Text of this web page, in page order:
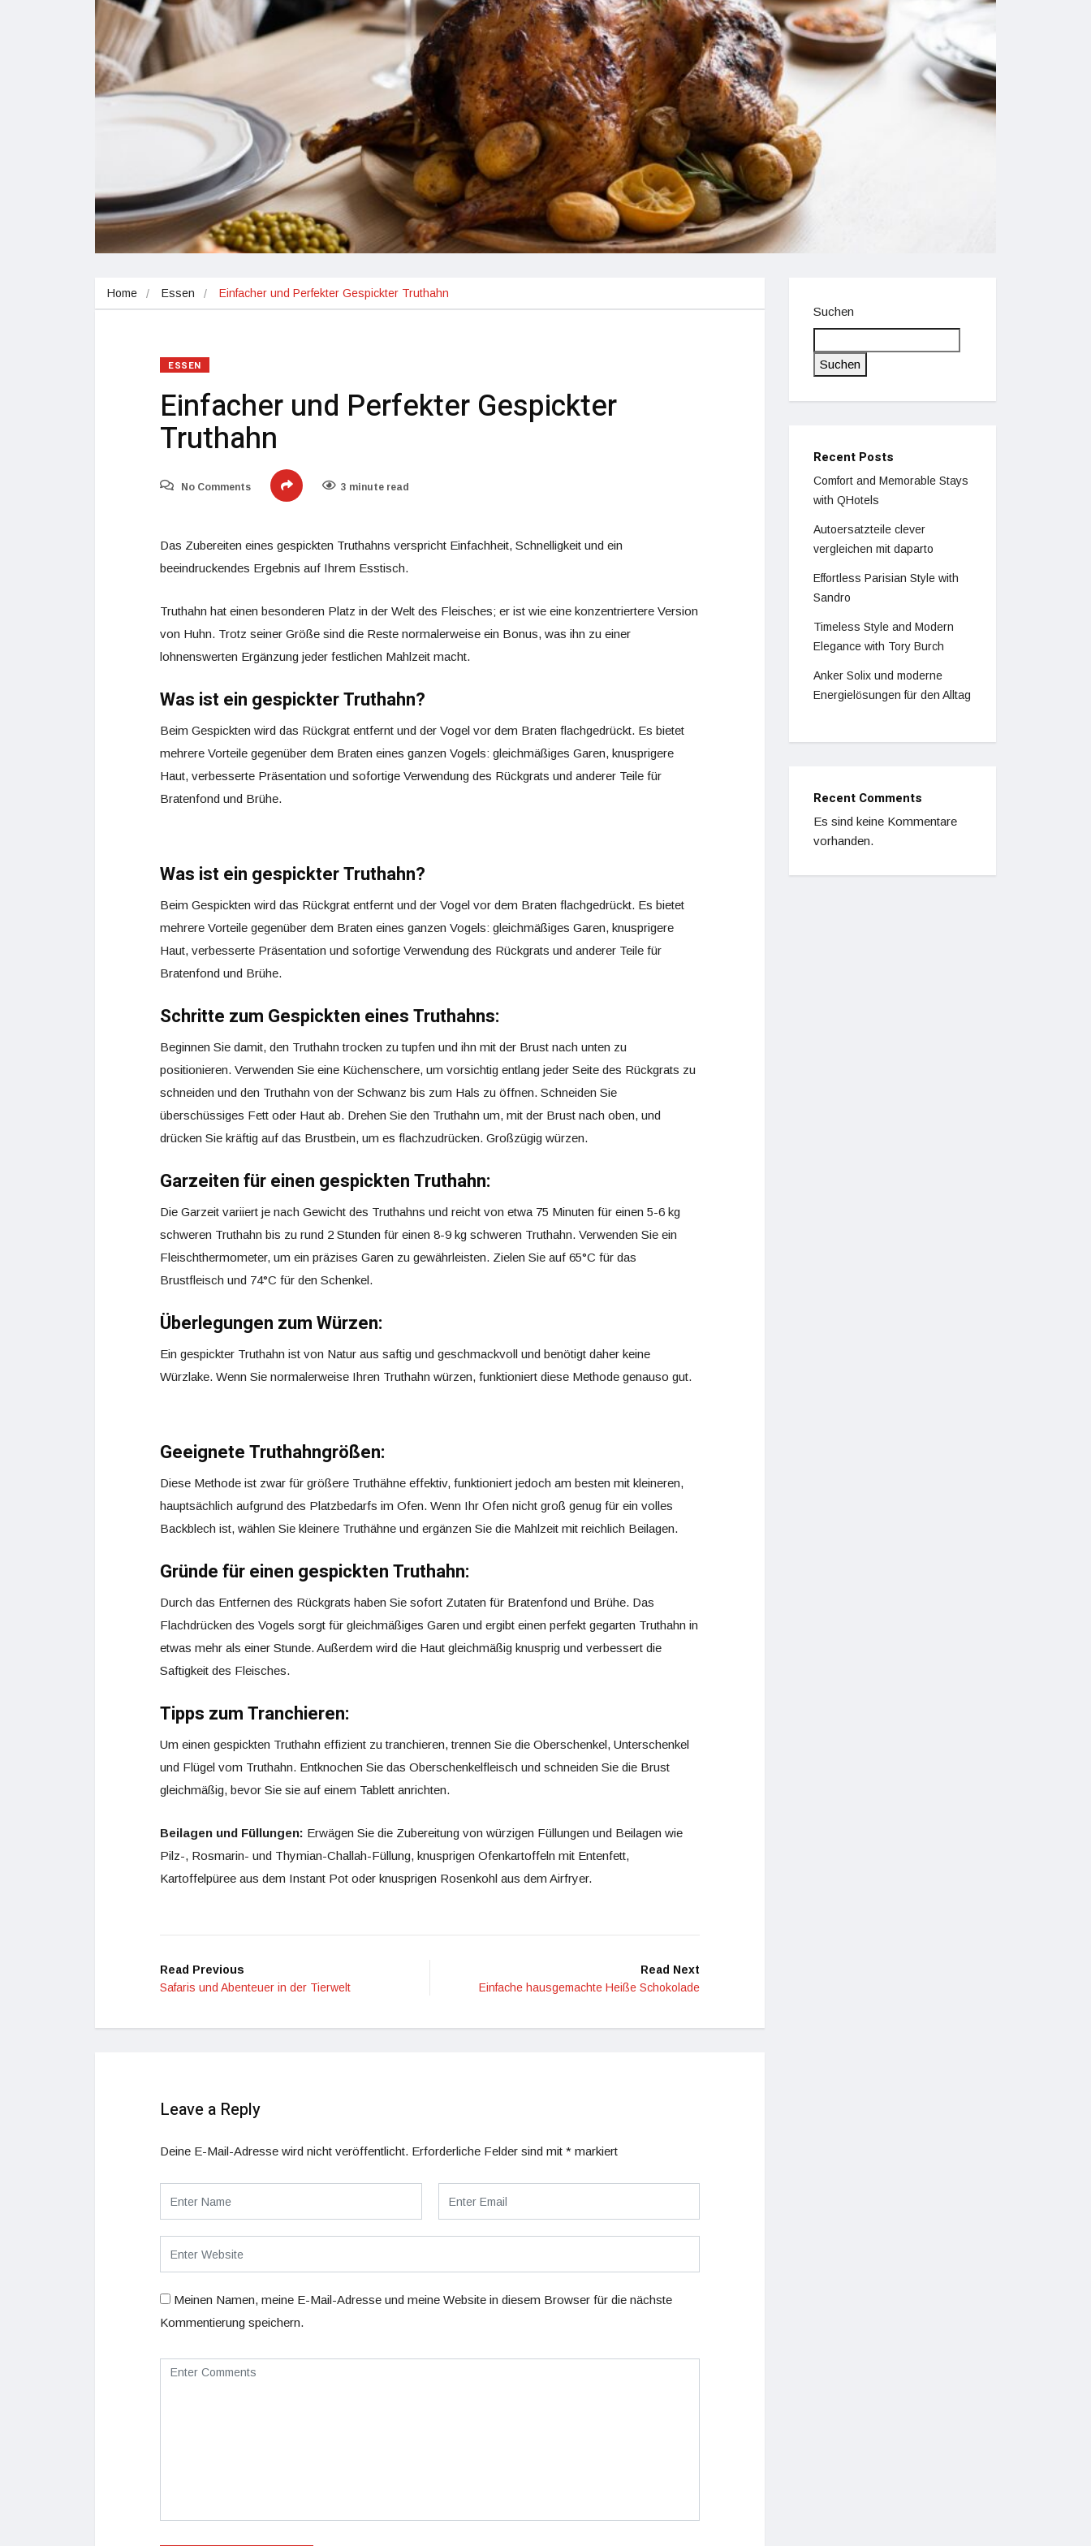
Home Essen Einfacher und Perfekter Gespickter Truthahn
ESSEN
Einfacher und Perfekter Gespickter
Truthahn
No Comments 3 minute read
Das Zubereiten eines gespickten Truthahns verspricht Einfachheit, Schnelligkeit und ein
beeindruckendes Ergebnis auf Ihrem Esstisch.
Truthahn hat einen besonderen Platz in der Welt des Fleisches; er ist wie eine konzentriertere Version
von Huhn. Trotz seiner Größe sind die Reste normalerweise ein Bonus, was ihn zu einer
lohnenswerten Ergänzung jeder festlichen Mahlzeit macht.
Was ist ein gespickter Truthahn?
Beim Gespickten wird das Rückgrat entfernt und der Vogel vor dem Braten flachgedrückt. Es bietet
mehrere Vorteile gegenüber dem Braten eines ganzen Vogels: gleichmäßiges Garen, knusprigere
Haut, verbesserte Präsentation und sofortige Verwendung des Rückgrats und anderer Teile für
Bratenfond und Brühe.
Was ist ein gespickter Truthahn?
Beim Gespickten wird das Rückgrat entfernt und der Vogel vor dem Braten flachgedrückt. Es bietet
mehrere Vorteile gegenüber dem Braten eines ganzen Vogels: gleichmäßiges Garen, knusprigere
Haut, verbesserte Präsentation und sofortige Verwendung des Rückgrats und anderer Teile für
Bratenfond und Brühe.
Schritte zum Gespickten eines Truthahns:
Beginnen Sie damit, den Truthahn trocken zu tupfen und ihn mit der Brust nach unten zu
positionieren. Verwenden Sie eine Küchenschere, um vorsichtig entlang jeder Seite des Rückgrats zu
schneiden und den Truthahn von der Schwanz bis zum Hals zu öffnen. Schneiden Sie
überschüssiges Fett oder Haut ab. Drehen Sie den Truthahn um, mit der Brust nach oben, und
drücken Sie kräftig auf das Brustbein, um es flachzudrücken. Großzügig würzen.
Garzeiten für einen gespickten Truthahn:
Die Garzeit variiert je nach Gewicht des Truthahns und reicht von etwa 75 Minuten für einen 5-6 kg
schweren Truthahn bis zu rund 2 Stunden für einen 8-9 kg schweren Truthahn. Verwenden Sie ein
Fleischthermometer, um ein präzises Garen zu gewährleisten. Zielen Sie auf 65°C für das
Brustfleisch und 74°C für den Schenkel.
Überlegungen zum Würzen:
Ein gespickter Truthahn ist von Natur aus saftig und geschmackvoll und benötigt daher keine
Würzlake. Wenn Sie normalerweise Ihren Truthahn würzen, funktioniert diese Methode genauso gut.
Geeignete Truthahngrößen:
Diese Methode ist zwar für größere Truthähne effektiv, funktioniert jedoch am besten mit kleineren,
hauptsächlich aufgrund des Platzbedarfs im Ofen. Wenn Ihr Ofen nicht groß genug für ein volles
Backblech ist, wählen Sie kleinere Truthähne und ergänzen Sie die Mahlzeit mit reichlich Beilagen.
Gründe für einen gespickten Truthahn:
Durch das Entfernen des Rückgrats haben Sie sofort Zutaten für Bratenfond und Brühe. Das
Flachdrücken des Vogels sorgt für gleichmäßiges Garen und ergibt einen perfekt gegarten Truthahn in
etwas mehr als einer Stunde. Außerdem wird die Haut gleichmäßig knusprig und verbessert die
Saftigkeit des Fleisches.
Tipps zum Tranchieren:
Um einen gespickten Truthahn effizient zu tranchieren, trennen Sie die Oberschenkel, Unterschenkel
und Flügel vom Truthahn. Entknochen Sie das Oberschenkelfleisch und schneiden Sie die Brust
gleichmäßig, bevor Sie sie auf einem Tablett anrichten.
Beilagen und Füllungen: Erwägen Sie die Zubereitung von würzigen Füllungen und Beilagen wie
Pilz-, Rosmarin- und Thymian-Challah-Füllung, knusprigen Ofenkartoffeln mit Entenfett,
Kartoffelpüree aus dem Instant Pot oder knusprigen Rosenkohl aus dem Airfryer.
Read Previous
Safaris und Abenteuer in der Tierwelt
Read Next
Einfache hausgemachte Heiße Schokolade
Leave a Reply
Deine E-Mail-Adresse wird nicht veröffentlicht. Erforderliche Felder sind mit * markiert
Meinen Namen, meine E-Mail-Adresse und meine Website in diesem Browser für die nächste
Kommentierung speichern.
Suchen
Suchen
Recent Posts
Comfort and Memorable Stays
with QHotels
Autoersatzteile clever
vergleichen mit daparto
Effortless Parisian Style with
Sandro
Timeless Style and Modern
Elegance with Tory Burch
Anker Solix und moderne
Energielösungen für den Alltag
Recent Comments
Es sind keine Kommentare
vorhanden.